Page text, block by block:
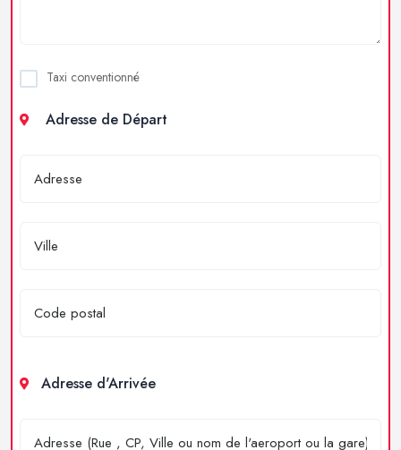
Taxi conventionné
Adresse de Départ
Adresse d'Arrivée